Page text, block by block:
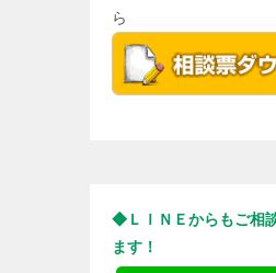
ら
◆ＬＩＮＥからもご相
ます！